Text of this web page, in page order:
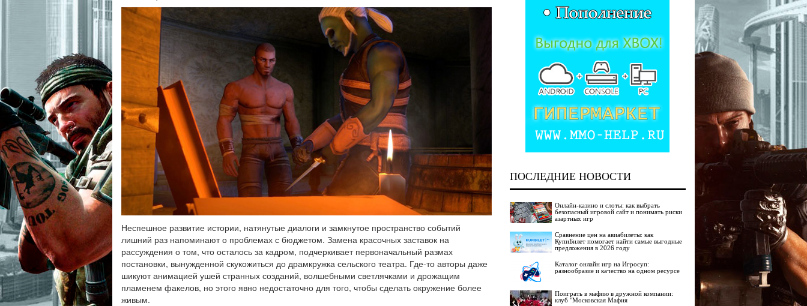
Неспешное развитие истории, натянутые диалоги и замкнутое пространство событий
лишний раз напоминают о проблемах с бюджетом. Замена красочных заставок на
рассуждения о том, что осталось за кадром, подчеркивает первоначальный размах
постановки, вынужденной скукожиться до драмкружка сельского театра. Где-то авторы даже
шикуют анимацией ушей странных созданий, волшебными светлячками и дрожащим
пламенем факелов, но этого явно недостаточно для того, чтобы сделать окружение более
живым.
ПОСЛЕДНИЕ НОВОСТИ
Онлайн-казино и слоты: как выбрать
безопасный игровой сайт и понимать риски
азартных игр
Сравнение цен на авиабилеты: как
КупиБилет помогает найти самые выгодные
предложения в 2026 году
Каталог онлайн игр на Игросуп:
разнообразие и качество на одном ресурсе
Поиграть в мафию в дружной компании:
клуб "Московская Мафия